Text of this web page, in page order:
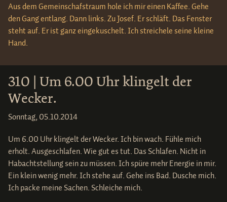
Aus dem Gemeinschafstraum hole ich mir einen Kaffee. Gehe
den Gang entlang. Dann links. Zu Josef. Er schläft. Das Fenster
steht auf. Er ist ganz eingekuschelt. Ich streichele seine kleine
Hand.
310 | Um 6.00 Uhr klingelt der
Wecker.
Sonntag, 05.10.2014
Um 6.00 Uhr klingelt der Wecker. Ich bin wach. Fühle mich
erholt. Ausgeschlafen. Wie gut es tut. Das Schlafen. Nicht in
Habachtstellung sein zu müssen. Ich spüre mehr Energie in mir.
Ein klein wenig mehr. Ich stehe auf. Gehe ins Bad. Dusche mich.
Ich packe meine Sachen. Schleiche mich.